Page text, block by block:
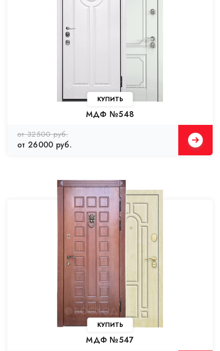
КУПИТЬ
МДФ №548
от 32500 руб.
от 26000 руб.
КУПИТЬ
МДФ №547